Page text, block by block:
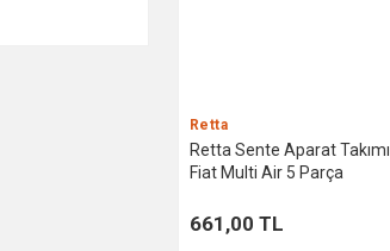
Retta
Retta Sente Aparat Takımı
Fiat Multi Air 5 Parça
661,00 TL